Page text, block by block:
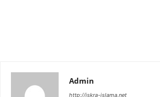
Admin
http://iskra-islama.net